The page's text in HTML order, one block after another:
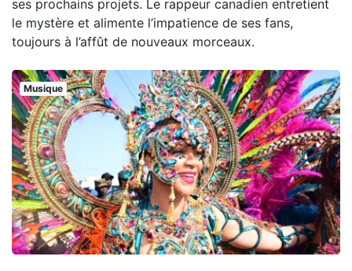
ses prochains projets. Le rappeur canadien entretient
le mystère et alimente l’impatience de ses fans,
toujours à l’affût de nouveaux morceaux.
Musique